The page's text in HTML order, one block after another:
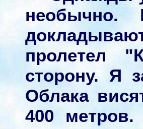
необычно.
пролетел
сторону. Я
Облака
400